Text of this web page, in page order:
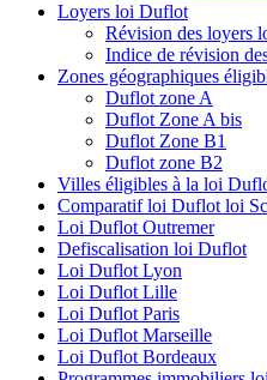
Loyers loi Duflot
Révision des loyers
Indice de révision
Zones géographiques
Duflot zone A
Duflot Zone A bis
Duflot Zone B1
Duflot zone B2
Villes éligibles à la loi
Comparatif loi Duflot loi
Loi Duflot Outremer
Defiscalisation loi Duflot
Loi Duflot Lyon
Loi Duflot Lille
Loi Duflot Paris
Loi Duflot Marseille
Loi Duflot Bordeaux